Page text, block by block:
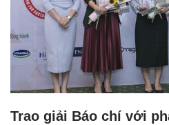
Trao giải Báo chí với